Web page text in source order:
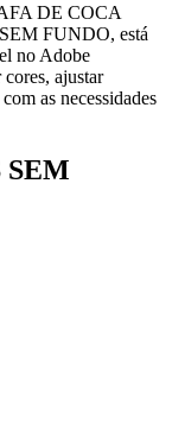
DE COCA
FUNDO, está
no Adobe
ajustar
as necessidades
SEM